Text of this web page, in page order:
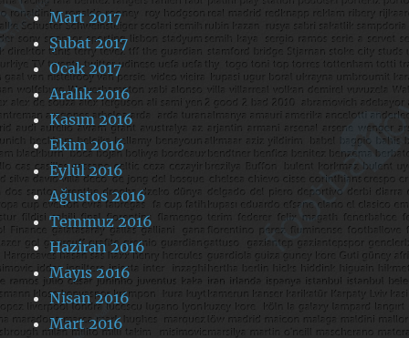
Mart 2017
Şubat 2017
Ocak 2017
Aralık 2016
Kasım 2016
Ekim 2016
Eylül 2016
Ağustos 2016
Temmuz 2016
Haziran 2016
Mayıs 2016
Nisan 2016
Mart 2016